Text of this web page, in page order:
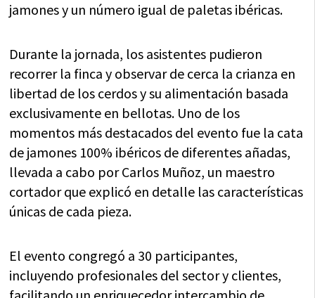
jamones y un número igual de paletas ibéricas.
Durante la jornada, los asistentes pudieron
recorrer la finca y observar de cerca la crianza en
libertad de los cerdos y su alimentación basada
exclusivamente en bellotas. Uno de los
momentos más destacados del evento fue la cata
de jamones 100% ibéricos de diferentes añadas,
llevada a cabo por Carlos Muñoz, un maestro
cortador que explicó en detalle las características
únicas de cada pieza.
El evento congregó a 30 participantes,
incluyendo profesionales del sector y clientes,